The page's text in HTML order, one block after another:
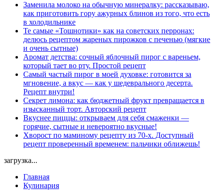
Заменила молоко на обычную минералку: рассказываю,
как приготовить гору ажурных блинов из того, что есть
в холодильнике
Те самые «Тошнотики» как на советских перронах:
делюсь рецептом жареных пирожков с печенью (мягкие
и очень сытные)
Аромат детства: сочный яблочный пирог с вареньем,
который тает во рту. Простой рецепт
Самый частый пирог в моей духовке: готовится за
мгновение, а вкус — как у шедеврального десерта.
Рецепт внутри!
Секрет лимона: как бюджетный фрукт превращается в
изысканный торт. Авторский рецепт
Вкуснее пиццы: открываем для себя смаженки —
горячие, сытные и невероятно вкусные!
Хворост по маминому рецепту из 70-х. Доступный
рецепт проверенный временем: пальчики оближешь!
загрузка...
Главная
Кулинария